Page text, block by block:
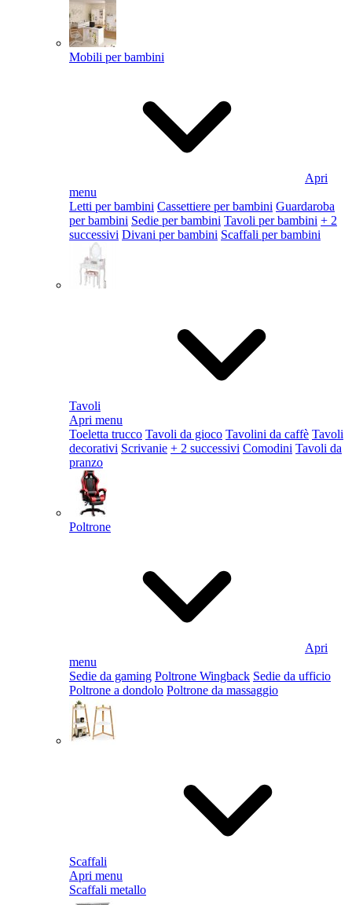
Mobili per bambini
Apri
menu
Letti per bambini Cassettiere per bambini Guardaroba
per bambini Sedie per bambini Tavoli per bambini + 2
successivi Divani per bambini Scaffali per bambini
Tavoli
Apri menu
Toeletta trucco Tavoli da gioco Tavolini da caffè Tavoli
decorativi Scrivanie + 2 successivi Comodini Tavoli da
pranzo
Poltrone
Apri
menu
Sedie da gaming Poltrone Wingback Sedie da ufficio
Poltrone a dondolo Poltrone da massaggio
Scaffali
Apri menu
Scaffali metallo